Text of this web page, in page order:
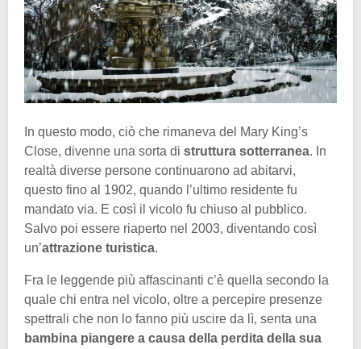
In questo modo, ciò che rimaneva del Mary King’s
Close, divenne una sorta di struttura sotterranea. In
realtà diverse persone continuarono ad abitarvi,
questo fino al 1902, quando l’ultimo residente fu
mandato via. E così il vicolo fu chiuso al pubblico.
Salvo poi essere riaperto nel 2003, diventando così
un’attrazione turistica.
Fra le leggende più affascinanti c’è quella secondo la
quale chi entra nel vicolo, oltre a percepire presenze
spettrali che non lo fanno più uscire da lì, senta una
bambina piangere a causa della perdita della sua